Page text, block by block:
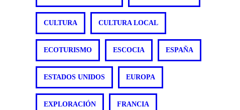
CULTURA CULTURA LOCAL
ECOTURISMO ESCOCIA ESPAÑA
ESTADOS UNIDOS EUROPA
EXPLORACIÓN FRANCIA